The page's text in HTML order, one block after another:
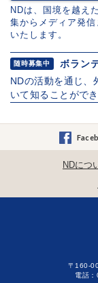
NDは、国境を越え
集からメディア発
いたします。
随時募集中
ボラン
NDの活動を通じ、
いて知ることができ
NDにつ
〒160-
電話